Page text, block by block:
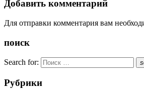
Добавить комментарий
Для отправки комментария вам
поиск
Search for:
Рубрики